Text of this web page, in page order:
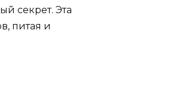
секрет. Эта
питая и